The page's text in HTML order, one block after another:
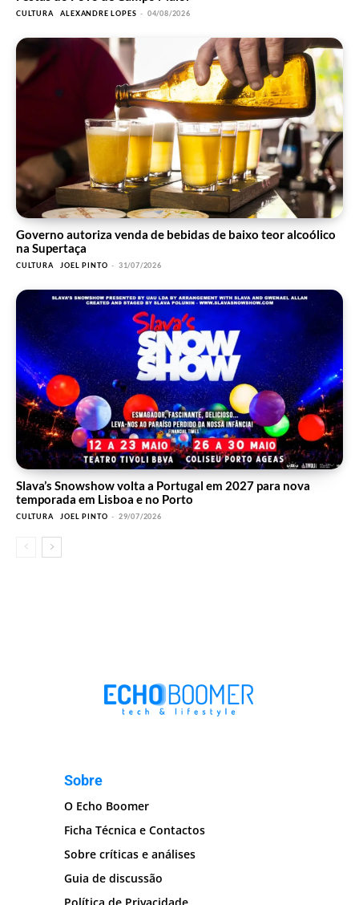
CULTURA ALEXANDRE LOPES - 04/08/2026
Governo autoriza venda de bebidas de baixo teor alcoólico
na Supertaça
CULTURA JOEL PINTO - 31/07/2026
Slava’s Snowshow volta a Portugal em 2027 para nova
temporada em Lisboa e no Porto
CULTURA JOEL PINTO - 29/07/2026
Sobre
O Echo Boomer
Ficha Técnica e Contactos
Sobre críticas e análises
Guia de discussão